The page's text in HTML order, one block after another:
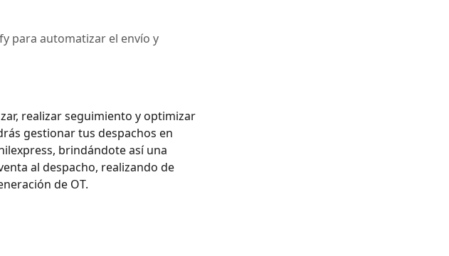
para automatizar el envío y
realizar seguimiento y optimizar
gestionar tus despachos en
brindándote así una
al despacho, realizando de
de OT.